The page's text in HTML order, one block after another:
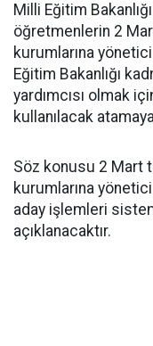
Milli Eğitim
öğretmenlerin 2
kurumlarına
Eğitim Bakanlığı
yardımcısı olmak
kullanılacak
Söz konusu 2 Mart
kurumlarına
aday işlemleri
açıklanacaktır.